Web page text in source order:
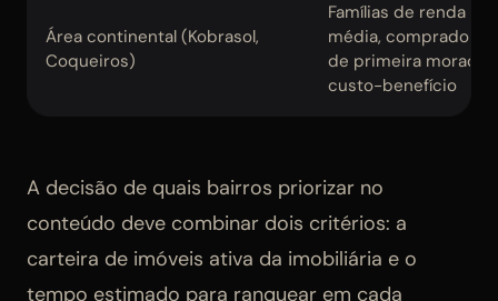
Área continental (Kobrasol,
Coqueiros)
Famílias de renda
média, compradores
de primeira moradia,
custo-benefício
A decisão de quais bairros priorizar no
conteúdo deve combinar dois critérios: a
carteira de imóveis ativa da imobiliária e o
tempo estimado para ranquear em cada